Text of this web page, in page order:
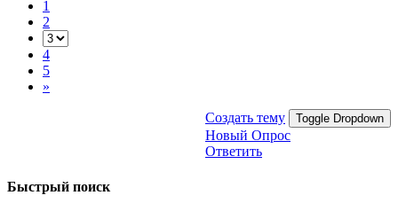
1
2
4
5
»
Создать тему Toggle Dropdown
Новый Опрос
Ответить
Быстрый поиск